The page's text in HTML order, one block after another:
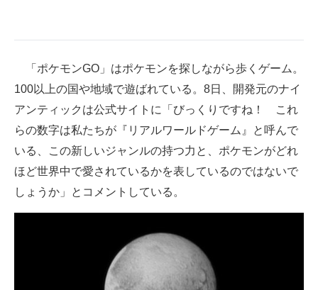
モノづくり技術者専門サイト
エレクトロニクス専門サイト
電子設計の基本と応用
エネルギーの専門メディア
ちょっと気になるネットの話題
「ポケモンGO」はポケモンを探しながら歩くゲーム。
100以上の国や地域で遊ばれている。8日、開発元のナイ
アンティックは公式サイトに「びっくりですね！ これ
らの数字は私たちが『リアルワールドゲーム』と呼んで
いる、この新しいジャンルの持つ力と、ポケモンがどれ
ほど世界中で愛されているかを表しているのではないで
しょうか」とコメントしている。